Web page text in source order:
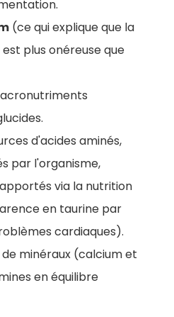
(ce qui explique que la
plus onéreuse que
d'acides aminés,
par l'organisme,
via la nutrition
en taurine par
cardiaques).
minéraux (calcium et
en équilibre